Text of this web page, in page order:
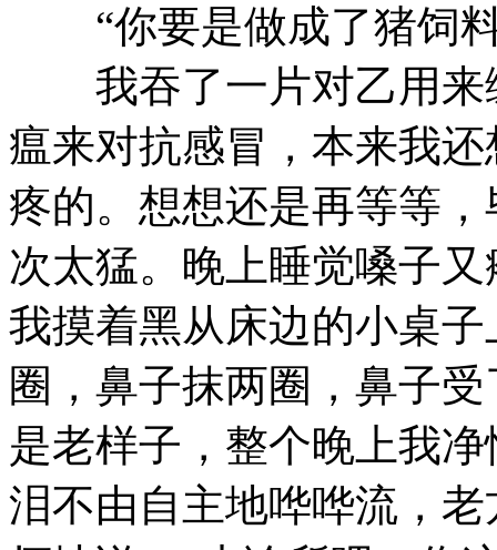
“你要是做成了猪饲料
我吞了一片对乙用来
瘟来对抗感冒，本来我
疼的。想想还是再等等
次太猛。晚上睡觉嗓子
我摸着黑从床边的小桌
圈，鼻子抹两圈，鼻子
是老样子，整个晚上我
泪不由自主地哗哗流，